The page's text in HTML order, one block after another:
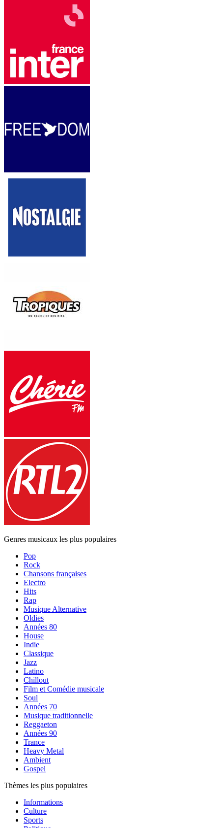
Genres musicaux les plus populaires
Pop
Rock
Chansons françaises
Electro
Hits
Rap
Musique Alternative
Oldies
Années 80
House
Indie
Classique
Jazz
Latino
Chillout
Film et Comédie musicale
Soul
Années 70
Musique traditionnelle
Reggaeton
Années 90
Trance
Heavy Metal
Ambient
Gospel
Thèmes les plus populaires
Informations
Culture
Sports